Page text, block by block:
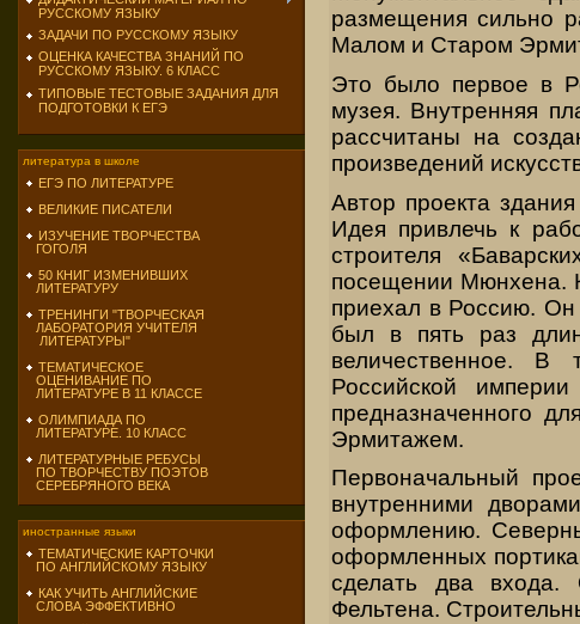
РУССКОМУ ЯЗЫКУ
ЗАДАЧИ ПО РУССКОМУ ЯЗЫКУ
ОЦЕНКА КАЧЕСТВА ЗНАНИЙ ПО
РУССКОМУ ЯЗЫКУ. 6 КЛАСС
ТИПОВЫЕ ТЕСТОВЫЕ ЗАДАНИЯ ДЛЯ
ПОДГОТОВКИ К ЕГЭ
литература в школе
ЕГЭ ПО ЛИТЕРАТУРЕ
ВЕЛИКИЕ ПИСАТЕЛИ
ИЗУЧЕНИЕ ТВОРЧЕСТВА
ГОГОЛЯ
50 КНИГ ИЗМЕНИВШИХ
ЛИТЕРАТУРУ
ТРЕНИНГИ "ТВОРЧЕСКАЯ
ЛАБОРАТОРИЯ УЧИТЕЛЯ
ЛИТЕРАТУРЫ"
ТЕМАТИЧЕСКОЕ
ОЦЕНИВАНИЕ ПО
ЛИТЕРАТУРЕ В 11 КЛАССЕ
ОЛИМПИАДА ПО
ЛИТЕРАТУРЕ. 10 КЛАСС
ЛИТЕРАТУРНЫЕ РЕБУСЫ
ПО ТВОРЧЕСТВУ ПОЭТОВ
СЕРЕБРЯНОГО ВЕКА
иностранные языки
ТЕМАТИЧЕСКИЕ КАРТОЧКИ
ПО АНГЛИЙСКОМУ ЯЗЫКУ
КАК УЧИТЬ АНГЛИЙСКИЕ
СЛОВА ЭФФЕКТИВНО
размещения сильно
Малом и Старом
Это было первое в
музея. Внутренняя
рассчитаны на
произведений
Автор проекта
Идея привлечь к
строителя
посещении Мюнхена.
приехал в Россию. Он
был в пять раз
величественное. В
Российской
предназначенного
Эрмитажем.
Первоначальный
внутренними
оформлению.
оформленных
сделать два входа.
Фельтена.